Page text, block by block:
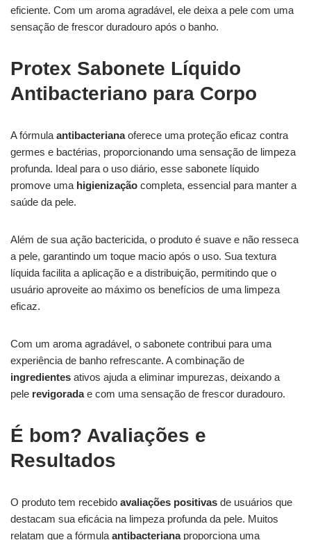
eficiente. Com um aroma agradável, ele deixa a pele com uma
sensação de frescor duradouro após o banho.
Protex Sabonete Líquido
Antibacteriano para Corpo
A fórmula antibacterianaoferece uma proteção eficaz contra
germes e bactérias, proporcionando uma sensação de limpeza
profunda. Ideal para o uso diário, esse sabonete líquido
promove uma higienização completa, essencial para manter a
saúde da pele.
Além de sua ação bactericida, o produto é suave e não resseca
a pele, garantindo um toque macio após o uso. Sua textura
líquida facilita a aplicação e a distribuição, permitindo que o
usuário aproveite ao máximo os benefícios de uma limpeza
eficaz.
Com um aroma agradável, o sabonete contribui para uma
experiência de banho refrescante. A combinação de
ingredientes ativos ajuda a eliminar impurezas, deixando a
pele revigoradae com uma sensação de frescor duradouro.
É bom? Avaliações e
Resultados
O produto tem recebido avaliações positivas de usuários que
destacam sua eficácia na limpeza profunda da pele. Muitos
relatam que a fórmula antibacterianaproporciona uma